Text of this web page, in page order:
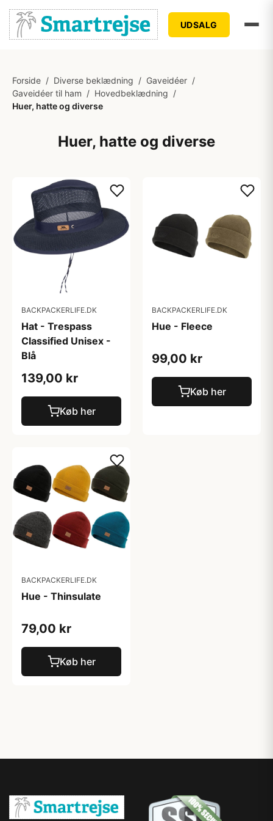
UDSALG
Forside / Diverse beklædning / Gaveidéer /
Gaveidéer til ham / Hovedbeklædning /
Huer, hatte og diverse
Huer, hatte og diverse
BACKPACKERLIFE.DK
Hat - Trespass
Classified Unisex -
Blå
139,00 kr
Køb her
BACKPACKERLIFE.DK
Hue - Fleece
99,00 kr
Køb her
BACKPACKERLIFE.DK
Hue - Thinsulate
79,00 kr
Køb her